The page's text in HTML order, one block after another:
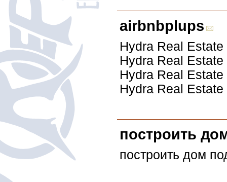
airbnbplups
Hydra Real Estate
Hydra Real Estate
Hydra Real Estate
Hydra Real Estate
построить
построить дом